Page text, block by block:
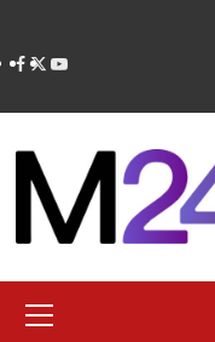
contenido
primario